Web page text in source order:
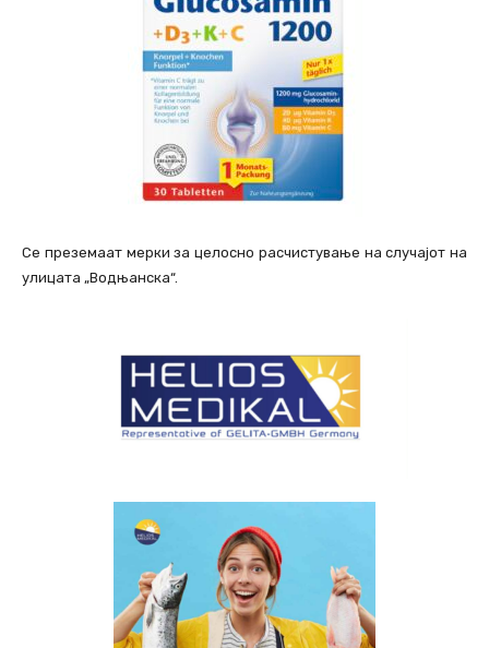
Се преземаат мерки за целосно расчистување на случајот на
улицата „Водњанска“.